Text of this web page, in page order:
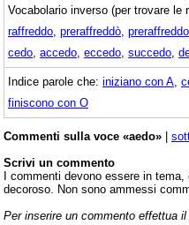
Vocabolario inverso (per trovare le
raffreddo preraffreddò preraffreddo
cedo accedo eccedo succedo
Indice parole che: iniziano con A
finiscono con O
Commenti sulla voce «aedo» |
Scrivi un commento
I commenti devono essere in
decoroso. Non sono ammessi
Per inserire un commento effettua il